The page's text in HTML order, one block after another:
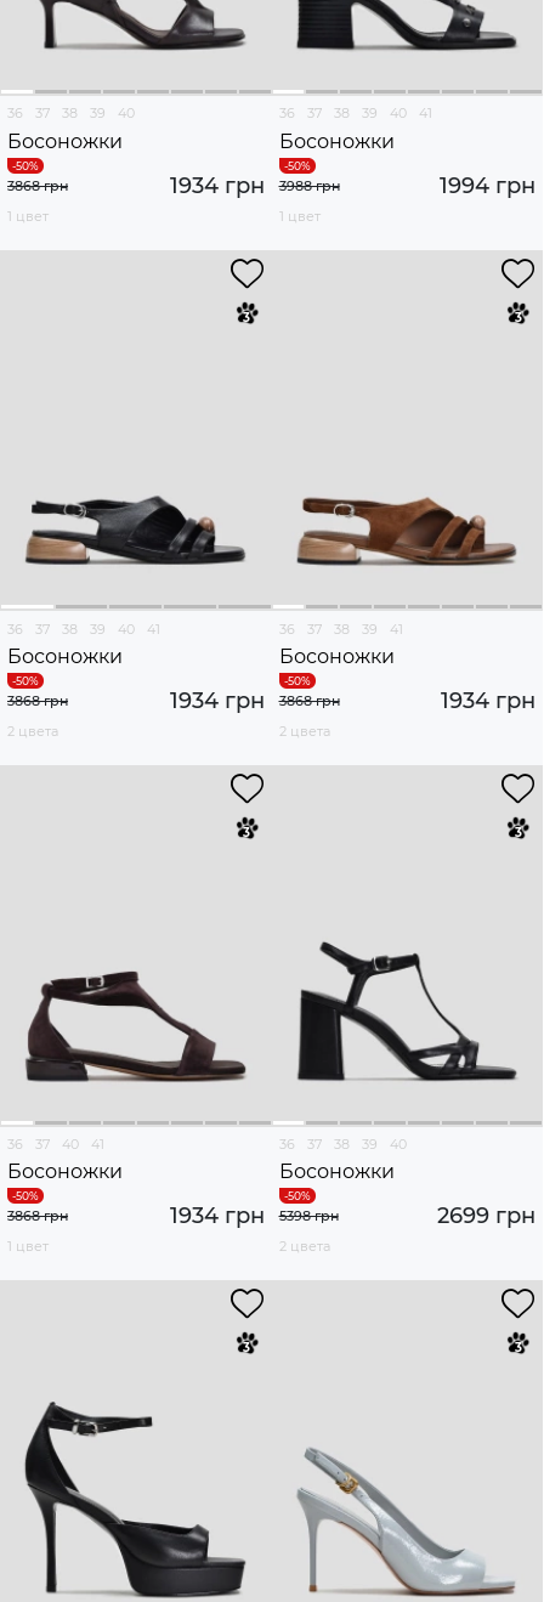
36 37 38 39 40
Босоножки
1934 грн
3868 грн
1 цвет
36 37 38 39 40 41
Босоножки
1994 грн
3988 грн
1 цвет
36 37 38 39 40 41
Босоножки
1934 грн
3868 грн
2 цвета
36 37 38 39 41
Босоножки
1934 грн
3868 грн
2 цвета
36 37 40 41
Босоножки
1934 грн
3868 грн
1 цвет
36 37 38 39 40
Босоножки
2699 грн
5398 грн
2 цвета